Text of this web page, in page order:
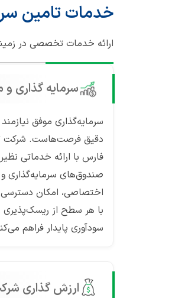
خدمات تامین
ارائه خدمات تخصصی در
سرمایه گذاری و
سرمایه‌گذاری موفق
دقیق فرصت‌هاست. شرکت
فارس با ارائه خدماتی
صندوق‌های سرمایه‌گذاری و
اختصاصی، امکان دسترسی
با هر سطح از ریسک‌پذیری
سودآوری پایدار فراهم
ارزش گذاری